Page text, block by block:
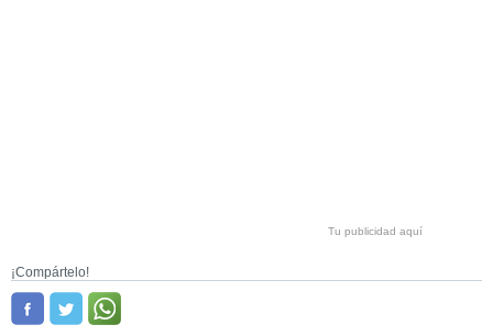
Tu publicidad aquí
¡Compártelo!